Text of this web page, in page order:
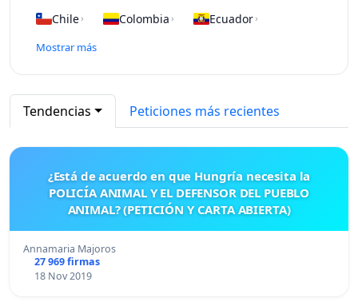
Chile› Colombia › Ecuador›
Mostrar más
Tendencias Peticiones más recientes
¿Está de acuerdo en que Hungría necesita la
POLICÍA ANIMAL Y EL DEFENSOR DEL PUEBLO
ANIMAL? (PETICIÓN Y CARTA ABIERTA)
Annamaria Majoros
27 969 firmas
18 Nov 2019